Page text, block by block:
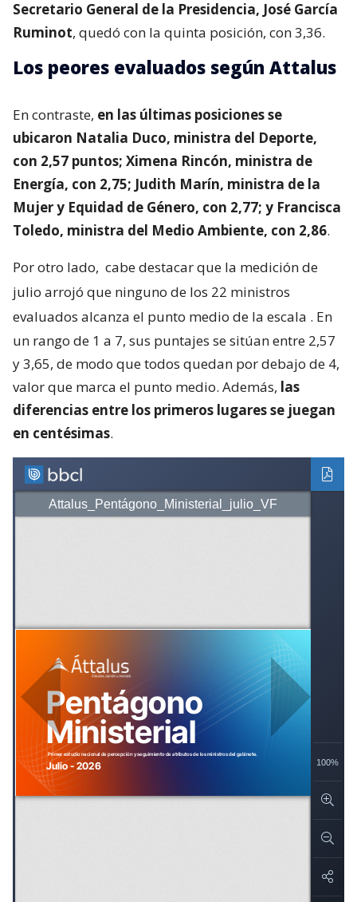
Secretario General de la Presidencia, José García
Ruminot, quedó con la quinta posición, con 3,36.
Los peores evaluados según Attalus
En contraste, en las últimas posiciones se
ubicaron Natalia Duco, ministra del Deporte,
con 2,57 puntos; Ximena Rincón, ministra de
Energía, con 2,75; Judith Marín, ministra de la
Mujer y Equidad de Género, con 2,77; y Francisca
Toledo, ministra del Medio Ambiente, con 2,86.
Por otro lado, cabe destacar que la medición de
julio arrojó que ninguno de los 22 ministros
evaluados alcanza el punto medio de la escala . En
un rango de 1 a 7, sus puntajes se sitúan entre 2,57
y 3,65, de modo que todos quedan por debajo de 4,
valor que marca el punto medio. Además, las
diferencias entre los primeros lugares se juegan
en centésimas.